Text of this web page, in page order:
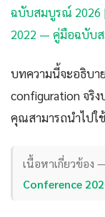
ฉบับสมบูรณ์ 2026 |
2022 — คู่มือฉบับส
บทความนี้จะอธิบา
configuration จริ
คุณสามารถนำไปใ
เนื้อหาเกี่ยวข้อง
Conference